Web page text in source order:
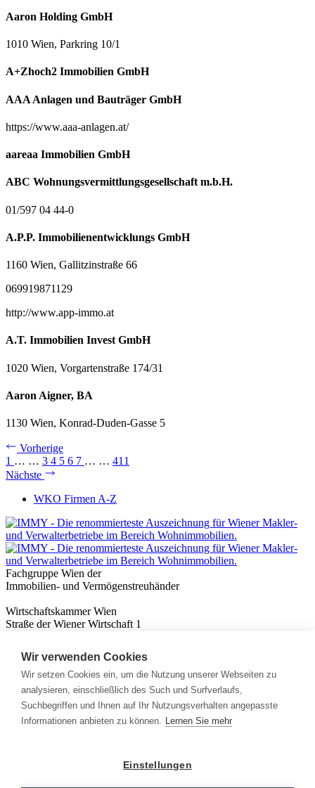
Aaron Holding GmbH
1010 Wien, Parkring 10/1
A+Zhoch2 Immobilien GmbH
AAA Anlagen und Bauträger GmbH
https://www.aaa-anlagen.at/
aareaa Immobilien GmbH
ABC Wohnungsvermittlungsgesellschaft m.b.H.
01/597 04 44-0
A.P.P. Immobilienentwicklungs GmbH
1160 Wien, Gallitzinstraße 66
069919871129
http://www.app-immo.at
A.T. Immobilien Invest GmbH
1020 Wien, Vorgartenstraße 174/31
Aaron Aigner, BA
1130 Wien, Konrad-Duden-Gasse 5
Vorherige
1 … … 3 4 5 6 7 … … 411
Nächste
WKO Firmen A-Z
Fachgruppe Wien der
Immobilien- und Vermögenstreuhänder
Wirtschaftskammer Wien
Straße der Wiener Wirtschaft 1
Nützliches
Immobilienwissen
Formulare & Rechner
Expert:innen
Info
Wir verwenden Cookies
Wir setzen Cookies ein, um die Nutzung unserer Webseiten zu
analysieren, einschließlich des Such und Surfverlaufs,
Suchbegriffen und Ihnen auf Ihr Nutzungsverhalten angepasste
Informationen anbieten zu können. Lernen Sie mehr
Einstellungen